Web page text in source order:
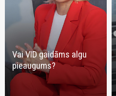
Vai VID gaidāms algu
pieaugums?